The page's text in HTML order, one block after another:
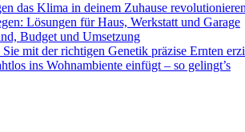
das Klima in deinem Zuhause
Lösungen für Haus, Werkstatt und Garage
Budget und Umsetzung
mit der richtigen Genetik präzise Ernten
ins Wohnambiente einfügt – so gelingt’s